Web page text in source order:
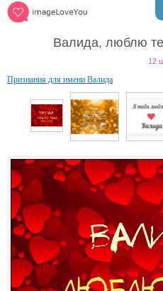
Валида, люблю
12
Признания для имени Валида